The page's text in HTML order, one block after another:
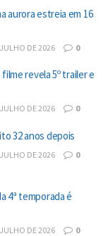
aurora estreia em 16
DE 2026 0
revela 5º trailer e
DE 2026 0
32 anos depois
DE 2026 0
4ª temporada é
DE 2026 0